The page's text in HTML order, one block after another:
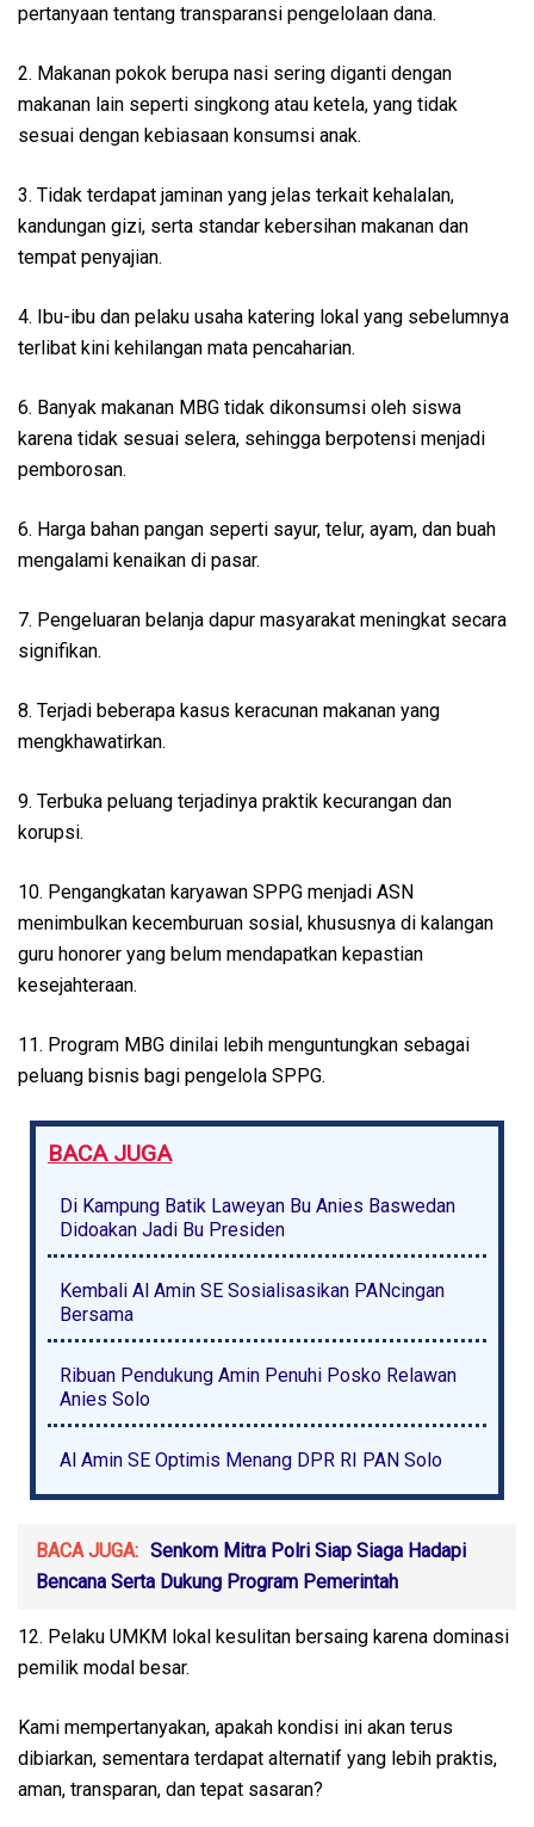
pertanyaan tentang transparansi pengelolaan dana.
2. Makanan pokok berupa nasi sering diganti dengan
makanan lain seperti singkong atau ketela, yang tidak
sesuai dengan kebiasaan konsumsi anak.
3. Tidak terdapat jaminan yang jelas terkait kehalalan,
kandungan gizi, serta standar kebersihan makanan dan
tempat penyajian.
4. Ibu-ibu dan pelaku usaha katering lokal yang sebelumnya
terlibat kini kehilangan mata pencaharian.
6. Banyak makanan MBG tidak dikonsumsi oleh siswa
karena tidak sesuai selera, sehingga berpotensi menjadi
pemborosan.
6. Harga bahan pangan seperti sayur, telur, ayam, dan buah
mengalami kenaikan di pasar.
7. Pengeluaran belanja dapur masyarakat meningkat secara
signifikan.
8. Terjadi beberapa kasus keracunan makanan yang
mengkhawatirkan.
9. Terbuka peluang terjadinya praktik kecurangan dan
korupsi.
10. Pengangkatan karyawan SPPG menjadi ASN
menimbulkan kecemburuan sosial, khususnya di kalangan
guru honorer yang belum mendapatkan kepastian
kesejahteraan.
11. Program MBG dinilai lebih menguntungkan sebagai
peluang bisnis bagi pengelola SPPG.
BACA JUGA
Di Kampung Batik Laweyan Bu Anies Baswedan
Didoakan Jadi Bu Presiden
Kembali Al Amin SE Sosialisasikan PANcingan
Bersama
Ribuan Pendukung Amin Penuhi Posko Relawan
Anies Solo
Al Amin SE Optimis Menang DPR RI PAN Solo
BACA JUGA: Senkom Mitra Polri Siap Siaga Hadapi
Bencana Serta Dukung Program Pemerintah
12. Pelaku UMKM lokal kesulitan bersaing karena dominasi
pemilik modal besar.
Kami mempertanyakan, apakah kondisi ini akan terus
dibiarkan, sementara terdapat alternatif yang lebih praktis,
aman, transparan, dan tepat sasaran?